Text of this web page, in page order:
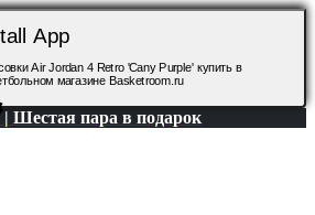
App
Air Jordan 4 Retro 'Cany Purple' купить в
магазине Basketroom.ru
| Шестая пара в подарок